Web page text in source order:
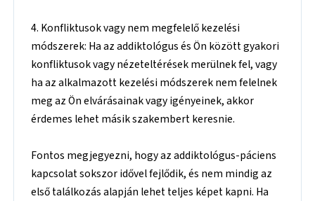
4. Konfliktusok vagy nem megfelelő kezelési
módszerek: Ha az addiktológus és Ön között gyakori
konfliktusok vagy nézeteltérések merülnek fel, vagy
ha az alkalmazott kezelési módszerek nem felelnek
meg az Ön elvárásainak vagy igényeinek, akkor
érdemes lehet másik szakembert keresnie.
Fontos megjegyezni, hogy az addiktológus-páciens
kapcsolat sokszor idővel fejlődik, és nem mindig az
első találkozás alapján lehet teljes képet kapni. Ha